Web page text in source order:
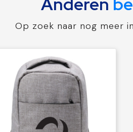
Op zoek naar nog meer